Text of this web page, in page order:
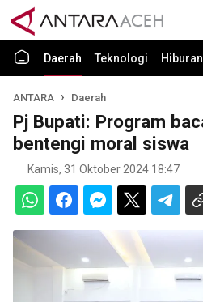
Daerah Teknologi Hiburan
ANTARA Daerah
Pj Bupati: Program
bentengi moral siswa
Kamis, 31 Oktober 2024 18:47